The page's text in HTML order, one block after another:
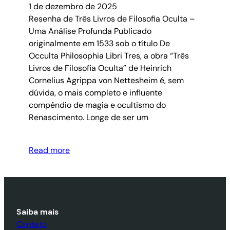
1 de dezembro de 2025
Resenha de Três Livros de Filosofia Oculta –
Uma Análise Profunda Publicado
originalmente em 1533 sob o título De
Occulta Philosophia Libri Tres, a obra “Três
Livros de Filosofia Oculta” de Heinrich
Cornelius Agrippa von Nettesheim é, sem
dúvida, o mais completo e influente
compêndio de magia e ocultismo do
Renascimento. Longe de ser um
Read more
Saiba mais
Contato